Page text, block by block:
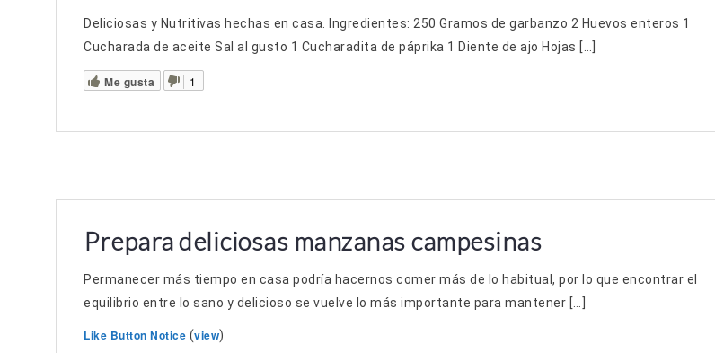
Deliciosas y Nutritivas hechas en casa. Ingredientes: 250 Gramos de garbanzo 2 Huevos enteros 1
Cucharada de aceite Sal al gusto 1 Cucharadita de páprika 1 Diente de ajo Hojas […]
Me gusta 1
Prepara deliciosas manzanas campesinas
Permanecer más tiempo en casa podría hacernos comer más de lo habitual, por lo que encontrar el
equilibrio entre lo sano y delicioso se vuelve lo más importante para mantener […]
Like Button Notice (view)